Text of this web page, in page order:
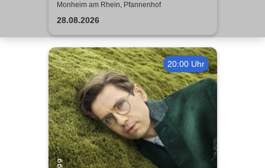
Monheim am Rhein, Pfannenhof
28.08.2026
20:00 Uhr